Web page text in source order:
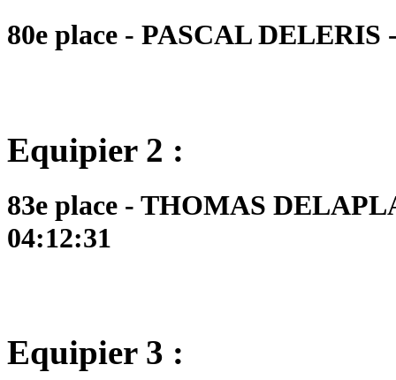
80e place - PASCAL
Equipier 2 :
83e place - THOMAS
04:12:31
Equipier 3 :